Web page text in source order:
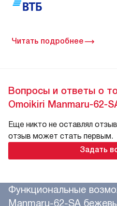
Читать подробнее
Вопросы и ответы о
Omoikiri Manmaru-62-
Еще никто не оставлял
отзыв может стать первым.
Задать
Функциональные
Manmaru-62-SA